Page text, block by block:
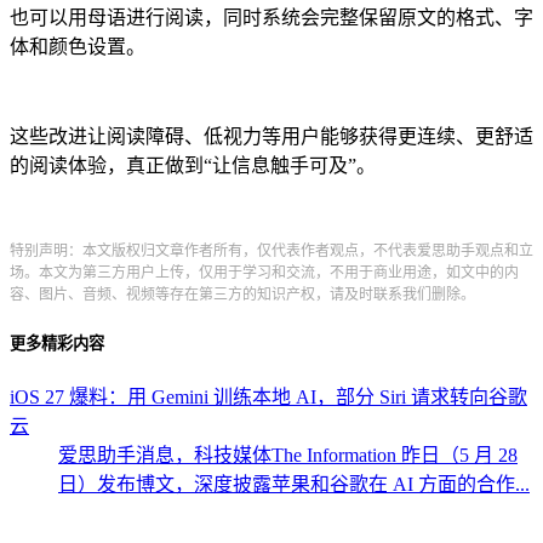
也可以用母语进行阅读，同时系统会完整保留原文的格式、字
体和颜色设置。
这些改进让阅读障碍、低视力等用户能够获得更连续、更舒适
的阅读体验，真正做到“让信息触手可及”。
特别声明：本文版权归文章作者所有，仅代表作者观点，不代表爱思助手观点和立
场。本文为第三方用户上传，仅用于学习和交流，不用于商业用途，如文中的内
容、图片、音频、视频等存在第三方的知识产权，请及时联系我们删除。
更多精彩内容
iOS 27 爆料：用 Gemini 训练本地 AI，部分 Siri 请求转向谷歌
云
爱思助手消息，科技媒体The Information 昨日（5 月 28
日）发布博文，深度披露苹果和谷歌在 AI 方面的合作...